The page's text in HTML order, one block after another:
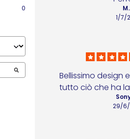
0
1/7/
Bellissimo design
tutto ciò che ha
29/